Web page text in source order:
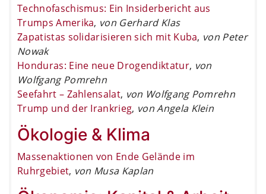
Technofaschismus: Ein Insiderbericht aus
Trumps Amerika, von Gerhard Klas
Zapatistas solidarisieren sich mit Kuba, von Peter
Nowak
Honduras: Eine neue Drogendiktatur, von
Wolfgang Pomrehn
Seefahrt – Zahlensalat, von Wolfgang Pomrehn
Trump und der Irankrieg, von Angela Klein
Ökologie & Klima
Massenaktionen von Ende Gelände im
Ruhrgebiet, von Musa Kaplan